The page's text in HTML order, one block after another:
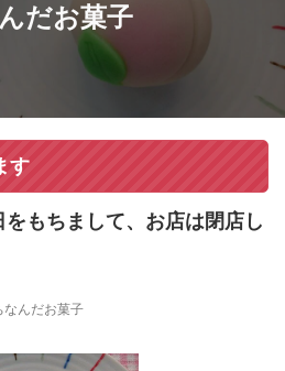
だお菓子
す
もちまして、お店は閉店し
なんだお菓子